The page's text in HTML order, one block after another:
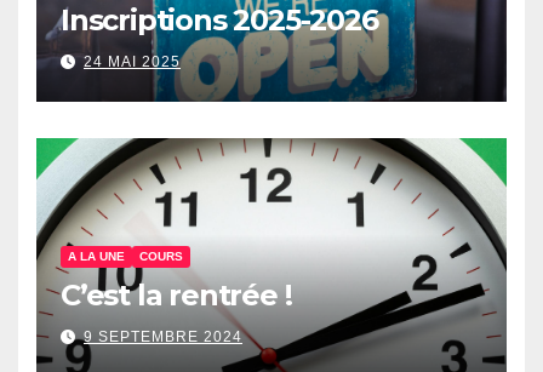
Inscriptions 2025-2026
24 MAI 2025
A LA UNE COURS
C’est la rentrée !
9 SEPTEMBRE 2024